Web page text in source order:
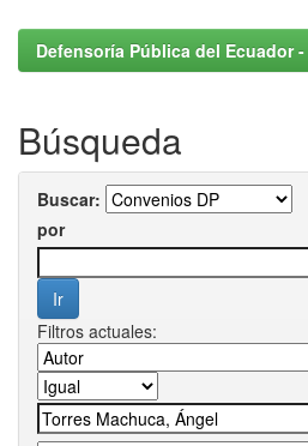
Defensoría Pública del Ecuador
Búsqueda
Buscar:
por
Filtros actuales: